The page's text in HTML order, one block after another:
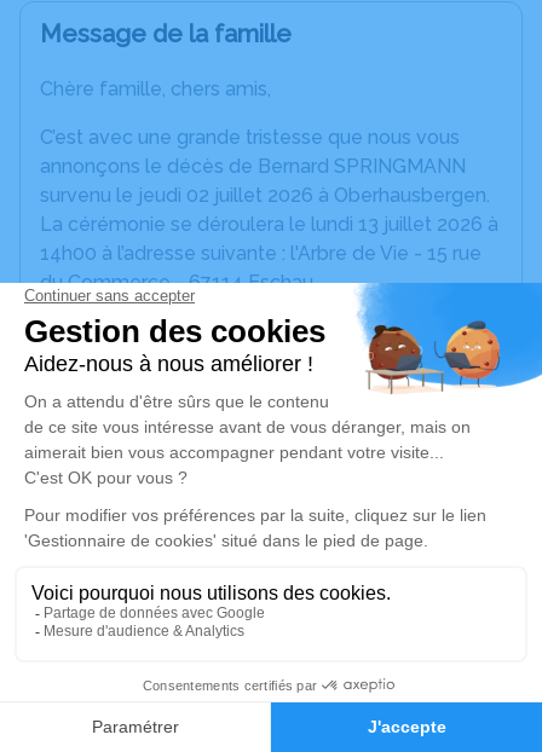
Faire-part Hommages
Message de la famille
Chère famille, chers amis,
C’est avec une grande tristesse que nous vous
annonçons le décès de Bernard SPRINGMANN
survenu le jeudi 02 juillet 2026 à Oberhausbergen.
La cérémonie se déroulera le lundi 13 juillet 2026 à
14h00 à l’adresse suivante : l'Arbre de Vie - 15 rue
du Commerce - 67114 Eschau.
Les fleurs et couronnes pourront être remplacées
par des dons en faveur de la Ligue contre le
Nous vous invitons à utiliser cet espace pour
laisser vos condoléances, partager des photos
souvenirs, une anecdote ou exprimer vos pensées
à travers des poèmes ou des textes. Cet endroit
est un lieu d'expression dédié à honorer la
mémoire de Bernard SPRINGMANN.
Un service de plantation d’arbre hommage est
Je rends hommage